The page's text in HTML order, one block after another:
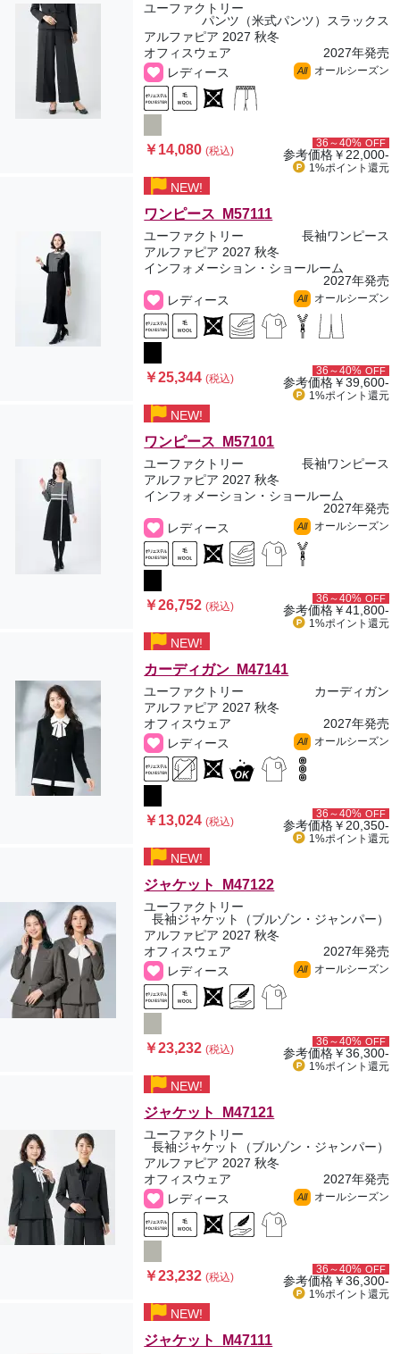
ユーファクトリー
パンツ（米式パンツ）スラックス
アルファピア 2027 秋冬
オフィスウェア
2027年発売
レディース
All オールシーズン
￥14,080(税込)
36～40% OFF
参考価格￥22,000-
1%ポイント 還元
NEW!
ワンピース M57111
ユーファクトリー
長袖ワンピース
アルファピア 2027 秋冬
インフォメーション・ショールーム
2027年発売
レディース
All オールシーズン
￥25,344(税込)
36～40% OFF
参考価格￥39,600-
1%ポイント 還元
NEW!
ワンピース M57101
ユーファクトリー
長袖ワンピース
アルファピア 2027 秋冬
インフォメーション・ショールーム
2027年発売
レディース
All オールシーズン
￥26,752(税込)
36～40% OFF
参考価格￥41,800-
1%ポイント 還元
NEW!
カーディガン M47141
ユーファクトリー
カーディガン
アルファピア 2027 秋冬
オフィスウェア
2027年発売
レディース
All オールシーズン
￥13,024(税込)
36～40% OFF
参考価格￥20,350-
1%ポイント 還元
NEW!
ジャケット M47122
ユーファクトリー
長袖ジャケット（ブルゾン・ジャンパー）
アルファピア 2027 秋冬
オフィスウェア
2027年発売
レディース
All オールシーズン
￥23,232(税込)
36～40% OFF
参考価格￥36,300-
1%ポイント 還元
NEW!
ジャケット M47121
ユーファクトリー
長袖ジャケット（ブルゾン・ジャンパー）
アルファピア 2027 秋冬
オフィスウェア
2027年発売
レディース
All オールシーズン
￥23,232(税込)
36～40% OFF
参考価格￥36,300-
1%ポイント 還元
NEW!
ジャケット M47111